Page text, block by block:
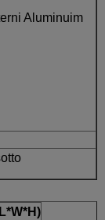
Aluminuim